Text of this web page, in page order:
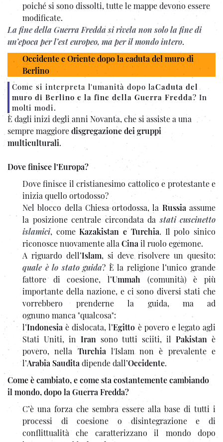
poiché si sono dissolti, tutte le mappe devono essere
modificate.
La fine della Guerra Fredda si rivela non solo la fine di
un’epoca per l’est europeo, ma per il mondo intero.
Occidente e Oriente dopo la caduta del muro di
Berlino
Come si interpreta l'umanità dopo laCaduta del
muro di Berlino e la fine della Guerra Fredda? In
molti modi.
È dagli inizi degli anni Novanta, che si assiste a una
sempre maggioredisgregazione dei gruppi
multiculturali.
Dove finisce l’Europa?
Dove finisce il cristianesimo cattolico e protestante e
inizia quello ortodosso?
Nel blocco della Chiesa ortodossa, la Russia assume
la posizione centrale circondata dastati cuscinetto
islamici, comeKazakistan e Turchia. Il polo sinico
riconosce nuovamente alla Cina il ruolo egemone.
A riguardo dell’Islam, si deve risolvere un quesito:
quale è lo stato guida? È la religione l’unico grande
fattore di coesione, l’Ummah (comunità) è più
importante della nazione, e ci sono diversi stati che
vorrebbero prenderne la guida, ma ad
ognuno manca "qualcosa":
l’Indonesia è dislocata, l’Egitto è povero e legato agli
Stati Uniti, in Iran sono tutti sciiti, ilPakistan è
povero, nella Turchia l'Islam non è prevalente e
l’Arabia Saudita dipende dall’Occidente.
Come è cambiato, e come sta costantemente cambiando
il mondo, dopo la Guerra Fredda?
C’è una forza che sembra essere alla base di tutti i
processi di coesione o disintegrazione e di
conflittualità che caratterizzano il mondo dopo